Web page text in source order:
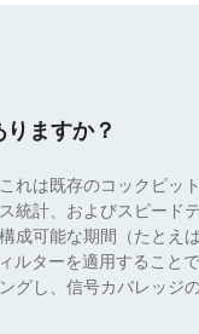
ますか？
れは既存のコックピッ
統計、およびスピード
成可能な期間（たとえ
ルターを適用すること
グし、信号カバレッジ